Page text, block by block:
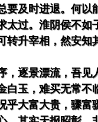
要及时进退。何
太过。淮阴侯不
转升宰相，然安知
，逐景漂流，吾
白玉，难买无常
乎大富大贵，骤